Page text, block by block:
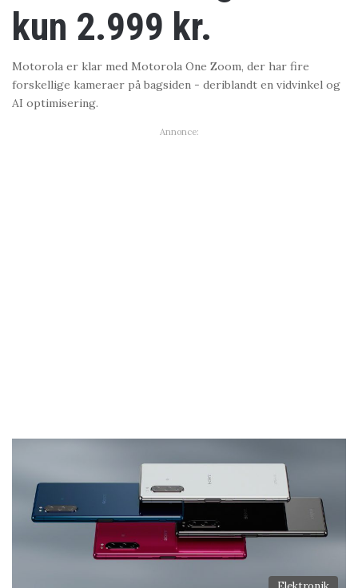
kun 2.999 kr.
Motorola er klar med Motorola One Zoom, der har fire
forskellige kameraer på bagsiden - deriblandt en vidvinkel og
AI optimisering.
Annonce: